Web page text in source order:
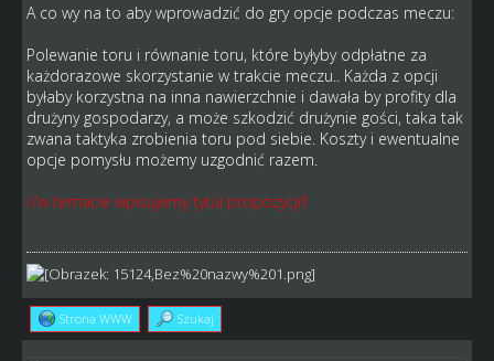
A co wy na to aby wprowadzić do gry opcje podczas meczu:
Polewanie toru i równanie toru, które byłyby odpłatne za
każdorazowe skorzystanie w trakcie meczu.. Każda z opcji
byłaby korzystna na inna nawierzchnie i dawała by profity dla
drużyny gospodarzy, a może szkodzić drużynie gości, taka tak
zwana taktyka zrobienia toru pod siebie. Koszty i ewentualne
opcje pomysłu możemy uzgodnić razem.
//w temacie wpisujemy tytuł propozycji!!
Strona WWW Szukaj